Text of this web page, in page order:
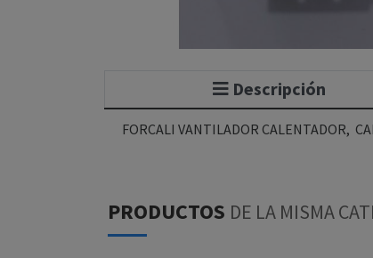
Descripción
FORCALI VANTILADOR CALENTADOR,
PRODUCTOS DE LA MISMA